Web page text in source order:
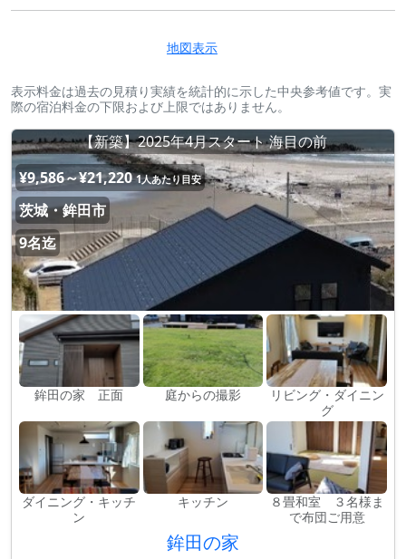
地図表示
表示料金は過去の見積り実績を統計的に示した中央参考値です。実
際の宿泊料金の下限および上限ではありません。
【新築】2025年4月スタート 海目の前
¥9,586～¥21,220 1人あたり目安
茨城・鉾田市
9名迄
鉾田の家 正面 庭からの撮影
リビング・ダイニン
グ
ダイニング・キッチ
ン
キッチン
８畳和室 ３名様ま
で布団ご用意
鉾田の家